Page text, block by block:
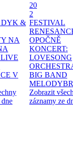
DYK &
NA
V
20
2
FESTIVAL
OPOČNĚ
KONCERT:
LOVESONG
BIG BAND
Zobrazit
záznamy ze